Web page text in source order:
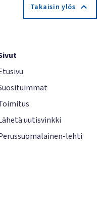
Takaisin ylös
uutisvinkki
lehti